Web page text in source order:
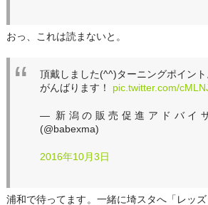
おっ、これは読まないと。
頂戴しました(^^)ターニングポイント
がんばります！ pic.twitter.com/
— 新潟の販売促進アドバイ
(@babexma)
2016年10月3日
浦和で待ってます。一緒に埼スタへ「レッ